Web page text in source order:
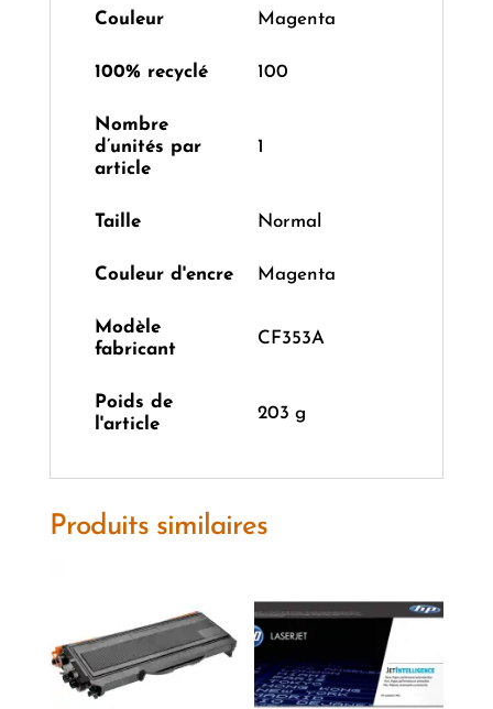
Couleur ‎Magenta
100% recyclé ‎100
Nombre
d’unités par
article
‎1
Taille ‎Normal
Couleur d'encre ‎Magenta
Modèle
fabricant
‎CF353A
Poids de
l'article
‎203 g
Produits similaires